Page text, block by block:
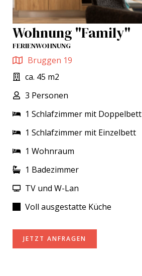
Wohnung "Family"
FERIENWOHNUNG
Bruggen 19
ca. 45 m2
3 Personen
1 Schlafzimmer mit Doppelbett
1 Schlafzimmer mit Einzelbett
1 Wohnraum
1 Badezimmer
TV und W-Lan
Voll ausgestatte Küche
JETZT ANFRAGEN